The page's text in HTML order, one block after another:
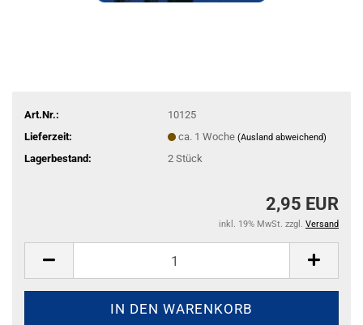
Art.Nr.:
10125
Lieferzeit:
ca. 1 Woche (Ausland abweichend)
Lagerbestand: 2 Stück
2,95 EUR
inkl. 19% MwSt. zzgl. Versand